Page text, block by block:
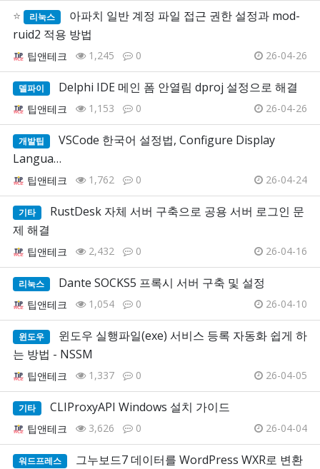
⭐ 리눅스
아파치 일반 계정 파일 접근 권한 설정과 mod-
ruid2 적용 방법
팁앤테크 1,245 0 26-04-26
델파이 Delphi IDE 메인 폼 안열림 dproj 설정으로 해결
팁앤테크 1,153 0 26-04-26
개발팁
VSCode 한국어 설정법, Configure Display
Langua…
팁앤테크 1,762 0 26-04-24
기타
RustDesk 자체 서버 구축으로 공용 서버 로그인 문
제 해결
팁앤테크 2,432 0 26-04-16
리눅스 Dante SOCKS5 프록시 서버 구축 및 설정
팁앤테크 1,054 0 26-04-10
윈도우
윈도우 실행파일(exe) 서비스 등록 자동화 쉽게 하
는 방법 - NSSM
팁앤테크 1,337 0 26-04-05
기타 CLIProxyAPI Windows 설치 가이드
팁앤테크 3,626 0 26-04-04
워드프레스
그누보드7 데이터를 WordPress WXR로 변환